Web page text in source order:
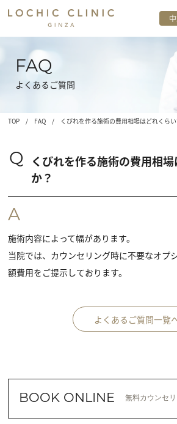
FAQ
よくあるご質問
TOP / FAQ / くびれを作る施術の費用相場はどれくら
Q
くびれを作る施術の費用相
か？
A
施術内容によって幅があります。
当院では、カウンセリング時に不要なオプ
額費用をご提示しております。
よくあるご質問一覧
BOOK ONLINE 無料カウンセ